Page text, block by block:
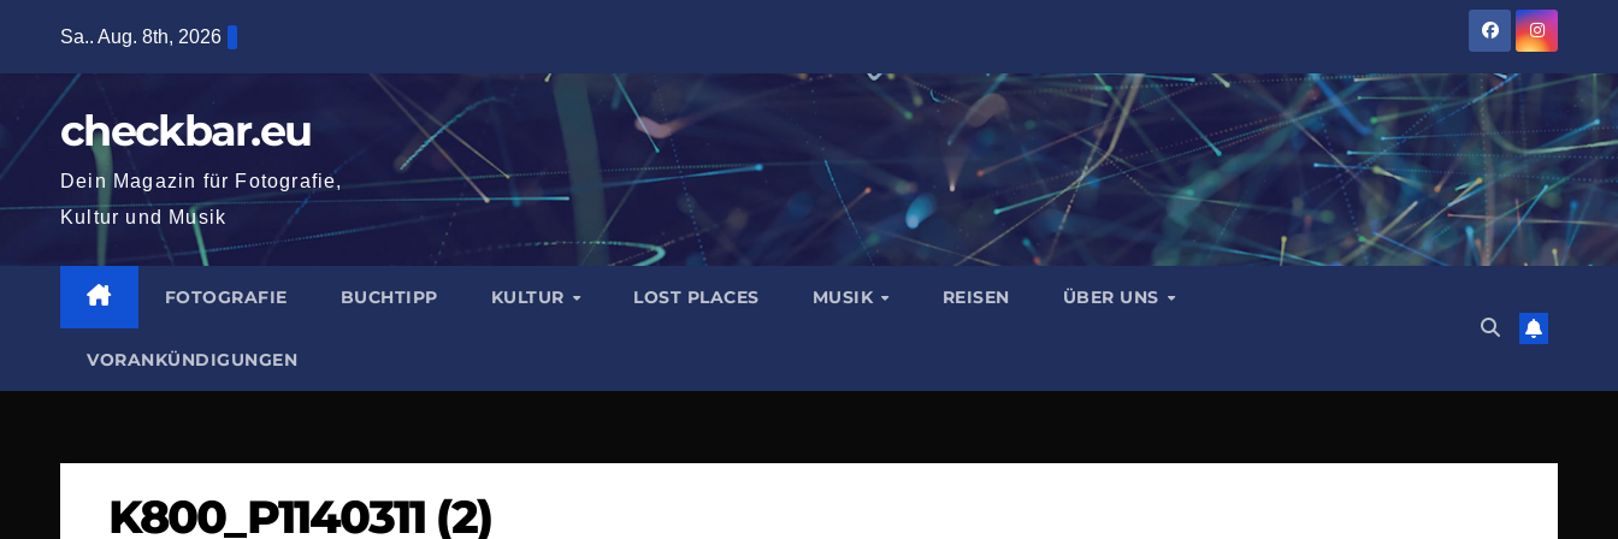
springen
Sa.. Aug. 8th, 2026
checkbar.eu
Dein Magazin für Fotografie,
Kultur und Musik
FOTOGRAFIE BUCHTIPP KULTUR LOST PLACES MUSIK REISEN ÜBER UNS
VORANKÜNDIGUNGEN
K800_P1140311 (2)